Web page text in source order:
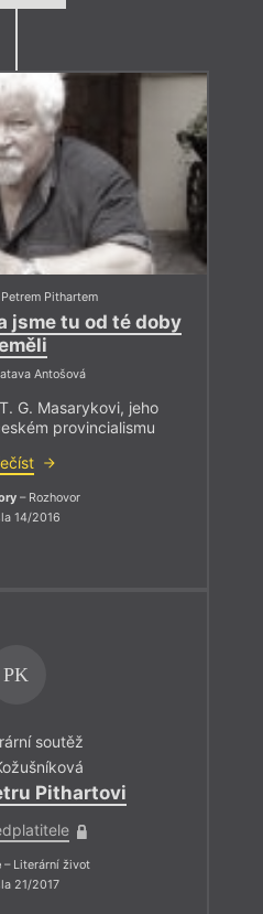
Pithartem
jsme tu od té doby
Antošová
G. Masarykovi, jeho
provincialismu
– Rozhovor
14/2016
PK
soutěž
Pithartovi
– Literární život
21/2017